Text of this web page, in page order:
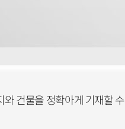
건물을 정확아게 기재할 수